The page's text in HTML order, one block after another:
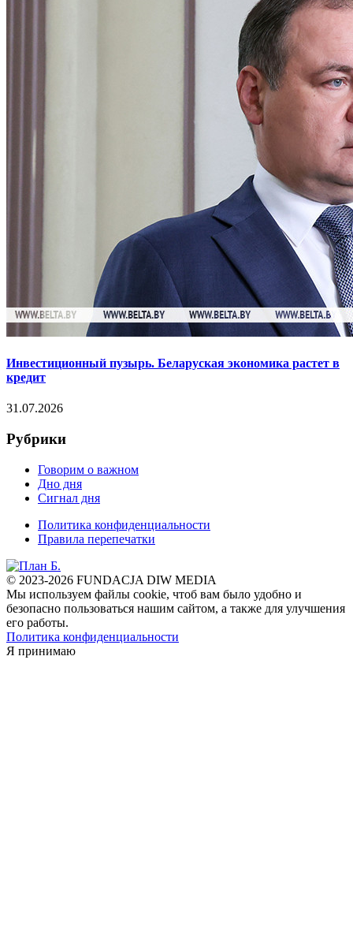
Инвестиционный пузырь. Беларуская экономика растет в
кредит
31.07.2026
Рубрики
Говорим о важном
Дно дня
Сигнал дня
Политика конфиденциальности
Правила перепечатки
© 2023-2026 FUNDACJA DIW MEDIA
Мы используем файлы cookie, чтоб вам было удобно и
безопасно пользоваться нашим сайтом, а также для улучшения
его работы.
Политика конфиденциальности
Я принимаю